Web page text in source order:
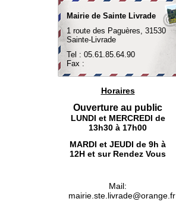
Mairie de Sainte Livrade
1 route des Paguères, 31530
Sainte-Livrade
Tel : 05.61.85.64.90
Fax :
Horaires
Ouverture au public
LUNDI et MERCREDI de
13h30 à 17h00
MARDI et JEUDI de 9h à
12H et sur Rendez Vous
Mail:
mairie.ste.livrade@orange.fr